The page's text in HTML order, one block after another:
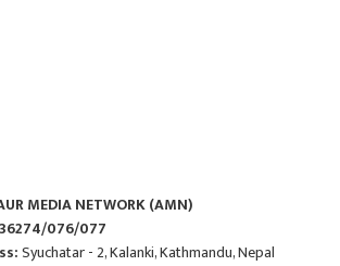
MEDIA NETWORK (AMN)
076/077
Syuchatar - 2, Kalanki, Kathmandu, Nepal